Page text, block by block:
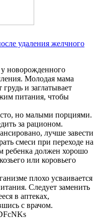
удаления желчного
новорожденного
Молодая мама
и заглатывает
питания, чтобы
но малыми порциями.
за рационом.
лучше завести
смеси при переходе на
ребенка должен хорошо
или коровьего
плохо усваивается
Следует заменить
в аптеках,
с врачом.